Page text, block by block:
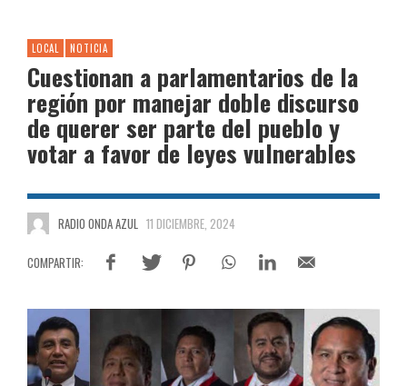
LOCAL NOTICIA
Cuestionan a parlamentarios de la
región por manejar doble discurso
de querer ser parte del pueblo y
votar a favor de leyes vulnerables
RADIO ONDA AZUL 11 DICIEMBRE, 2024